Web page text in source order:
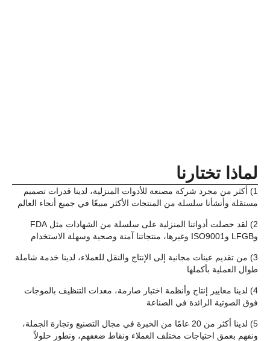
لماذا تختارنا
1) أكثر من مجرد شركة مصنعة للأدوات المنزلية، لدينا قدرات تصميم
مستقلة وأنشأنا سلسلة من المنتجات الأكثر مبيعًا في جميع أنحاء العالم
2) لقد حصلت أدواتنا المنزلية على سلسلة من الشهادات مثل FDA
وLFGB وISO9001 وغيرها، منتجاتنا آمنة وصحية وسهلة الاستخدام
3) من تقديم عينات مجانية إلى الإنتاج والنقل للعملاء، لدينا خدمة شاملة
طوال العملية بأكملها
4) لدينا معايير إنتاج وأنظمة اختبار صارمة، معدات التنظيف بالموجات
فوق الصوتية الرائدة في الصناعة
5) لدينا أكثر من 20 عامًا من الخبرة في مجال التصنيع وتجارة الجملة،
ونفهم بعمق احتياجات مختلف العملاء ونقاط ضعفهم، ونطور حلولاً